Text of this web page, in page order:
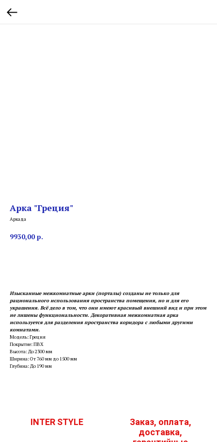
Арка "Греция"
Аркада
9930,00 р.
Изысканные межкомнатные арки (порталы) созданы не только для
рационального использования пространства помещения, но и для его
украшения. Всё дело в том, что они имеют красивый внешний вид и при этом
не лишены функциональности. Декоративная межкомнатная арка
используется для разделения пространства коридора с любыми другими
комнатами.
Модель: Греция
Покрытие: ПВХ
Высота: До 2300 мм
Ширина: От 760 мм до 1500 мм
Глубина: До 190 мм
INTER STYLE
Заказ, оплата,
доставка,